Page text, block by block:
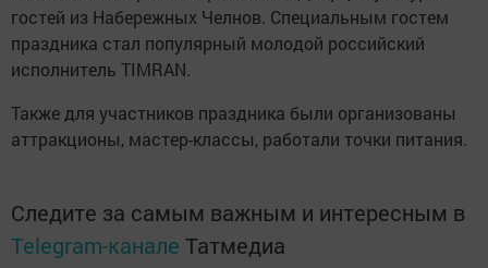
гостей из Набережных Челнов. Специальным гостем
праздника стал популярный молодой российский
исполнитель TIMRAN.
Также для участников праздника были организованы
аттракционы, мастер-классы, работали точки питания.
Следите за самым важным и интересным в
Telegram-канале Татмедиа